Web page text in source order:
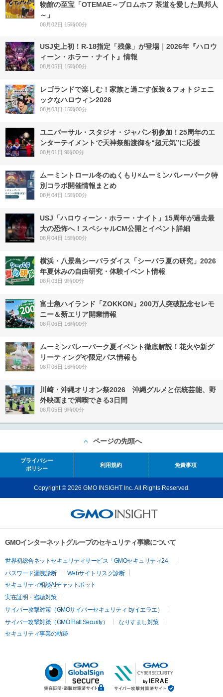
物館の至宝「OTEMAE～ブロムホフ 茶道を愛した異邦人
～」
08月02日 15時00分
USJ史上初！R-18指定「残像」が登場｜2026年『ハロウ
ィーン・ホラー・ナイト』情報
08月05日 15時00分
レゴランドで楽しむ！家族と過ごす仮装＆フォトジェニ
ックなハロウィン2026
08月03日 15時00分
ユニバーサル・スタジオ・ジャパン初参加！25周年のエ
ンターテイメントで天神祭船渡御を“超元気”に応援
08月01日 9時00分
ムーミントロール冬のぬくもり×ムーミンバレーパーク特
別コラボ開催情報まとめ
08月04日 15時00分
USJ「ハロウィーン・ホラー・ナイト」15周年が過去最
大の恐怖へ！スペシャルCM公開とイベント詳細
08月04日 15時00分
横浜・八景島シーパラダイス「シーパラ夏の研究」2026
年夏休みの自由研究・体験イベント情報
08月03日 9時00分
富士急ハイランド「ZOKKON」200万人突破記念セレモ
ニー＆新エリア開業情報
08月06日 16時00分
ムーミンバレーパーク夏イベント徹底解説！花火や新グ
リーティングや限定パス情報も
08月06日 16時00分
川崎・沖縄オリオン祭2026 沖縄グルメと伝統芸能、野
外映画まで満喫できる3日間
08月05日 9時00分
ページの先頭へ
プライバシー
ポリシー
利用規約 免責事項
Copyright © 2026 GMO INSIGHT Inc. All Rights Reserved.
GMOインターネットグループのセキュリティ事業について
世界初総合ネットセキュリティサービス「GMOセキュリティ24」
パスワード漏洩診断
Webサイトリスク診断
セキュリティ相談AIチャットボット
実在証明・盗聴対策
サイバー攻撃対策（GMOサイバーセキュリティ byイエラエ）
サイバー攻撃対策（GMO Flatt Security）
なりすまし対策
セキュリティ事業の軌跡